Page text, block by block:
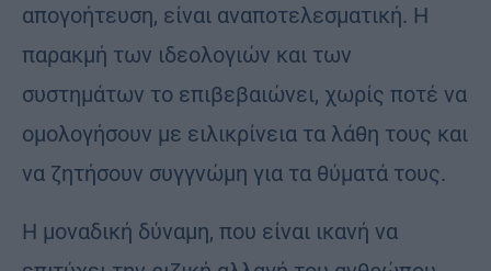
απογοήτευση, είναι αναποτελεσματική. Η
παρακμή των ιδεολογιών και των
συστημάτων το επιβεβαιώνει, χωρίς ποτέ να
ομολογήσουν με ειλικρίνεια τα λάθη τους και
να ζητήσουν συγγνώμη για τα θύματά τους.
Η μοναδική δύναμη, που είναι ικανή να